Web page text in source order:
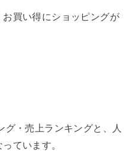
買い得にショッピングが
グ・売上ランキングと、人
ています。